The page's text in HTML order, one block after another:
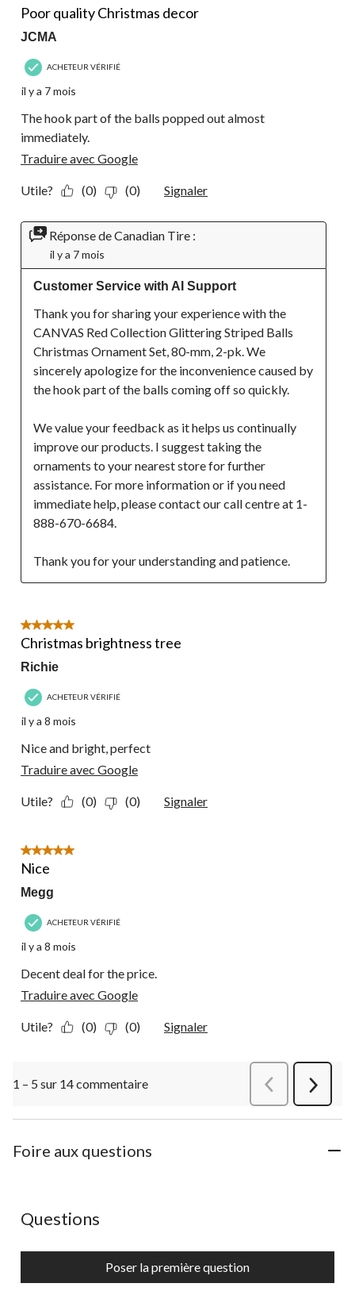
Poor quality Christmas decor
JCMA
ACHETEUR VÉRIFIÉ
il y a 7 mois
The hook part of the balls popped out almost
immediately.
Traduire avec Google
Utile? (0) (0) Signaler
Réponse de Canadian Tire :
il y a 7 mois
Customer Service with AI Support
Thank you for sharing your experience with the
CANVAS Red Collection Glittering Striped Balls
Christmas Ornament Set, 80-mm, 2-pk. We
sincerely apologize for the inconvenience caused by
the hook part of the balls coming off so quickly.
We value your feedback as it helps us continually
improve our products. I suggest taking the
ornaments to your nearest store for further
assistance. For more information or if you need
immediate help, please contact our call centre at 1-
888-670-6684.
Thank you for your understanding and patience.
5 étoile(s) sur 5.
Christmas brightness tree
Richie
ACHETEUR VÉRIFIÉ
il y a 8 mois
Nice and bright, perfect
Traduire avec Google
Utile? (0) (0) Signaler
5 étoile(s) sur 5.
Nice
Megg
ACHETEUR VÉRIFIÉ
il y a 8 mois
Decent deal for the price.
Traduire avec Google
Utile? (0) (0) Signaler
1 – 5 sur 14 commentaire
Suivant
Foire aux questions
Aucune question n'a été posée sur ce produit.
Questions
Poser la première question